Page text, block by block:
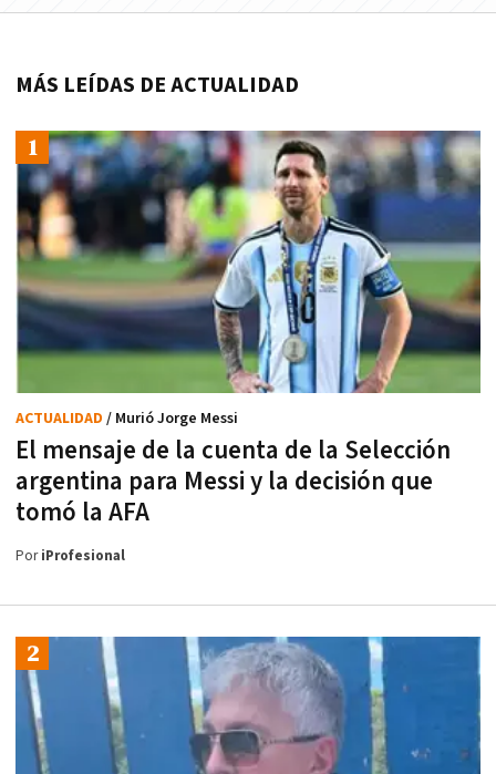
MÁS LEÍDAS DE ACTUALIDAD
El mensaje de la cuenta de la Selección
argentina para Messi y la decisión que
tomó la AFA
ACTUALIDAD / Murió Jorge Messi
PoriProfesional